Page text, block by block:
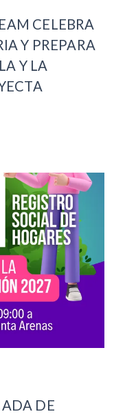
CELEBRA
Y PREPARA
Y LA
DE